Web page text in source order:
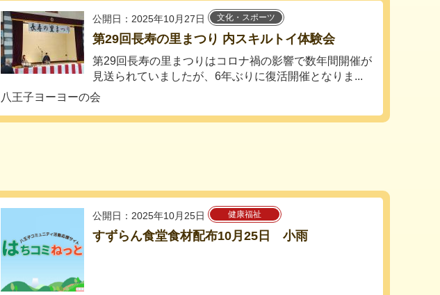
公開日：2025年10月27日 文化・スポーツ
第29回長寿の里まつり 内スキルトイ体験会
第29回長寿の里まつりはコロナ禍の影響で数年間開催が
見送られていましたが、6年ぶりに復活開催となりま...
八王子ヨーヨーの会
公開日：2025年10月25日 健康福祉
すずらん食堂食材配布10月25日 小雨